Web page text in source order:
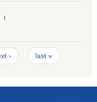
।
› last »